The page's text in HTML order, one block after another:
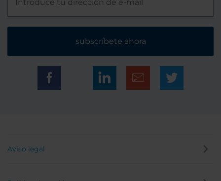
subscríbete ahora
Aviso legal